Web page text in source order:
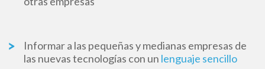
Informar a las pequeñas y medianas empresas de
las nuevas tecnologías con un lenguaje sencillo